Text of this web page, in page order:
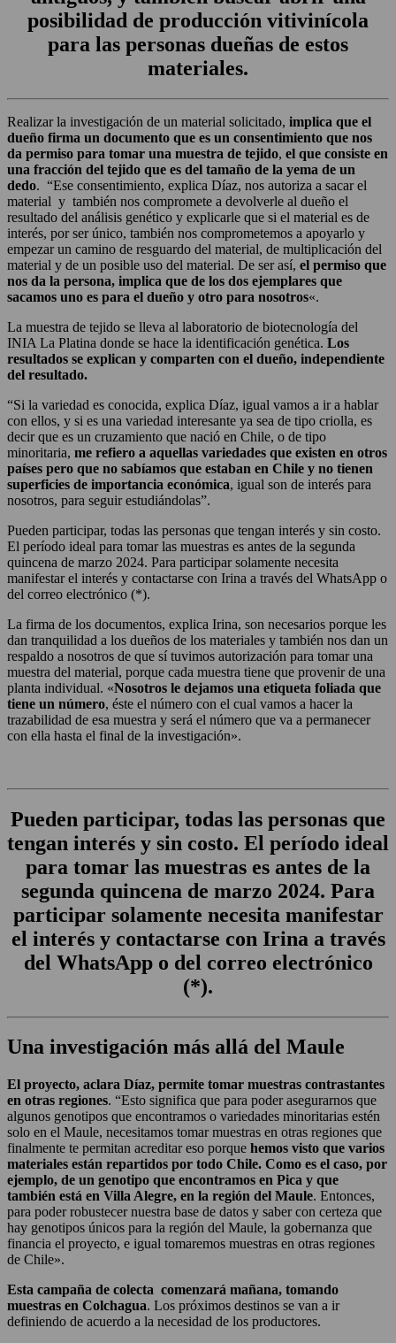
posibilidad de producción vitivinícola
para las personas dueñas de estos
materiales.
Realizar la investigación de un material solicitado, implica que el
dueño firma un documento que es un consentimiento que nos
da permiso para tomar una muestra de tejido, el que consiste en
una fracción del tejido que es del tamaño de la yema de un
dedo. “Ese consentimiento, explica Díaz, nos autoriza a sacar el
material y también nos compromete a devolverle al dueño el
resultado del análisis genético y explicarle que si el material es de
interés, por ser único, también nos comprometemos a apoyarlo y
empezar un camino de resguardo del material, de multiplicación del
material y de un posible uso del material. De ser así, el permiso que
nos da la persona, implica que de los dos ejemplares que
sacamos uno es para el dueño y otro para nosotros«.
La muestra de tejido se lleva al laboratorio de biotecnología del
INIA La Platina donde se hace la identificación genética. Los
resultados se explican y comparten con el dueño, independiente
del resultado.
“Si la variedad es conocida, explica Díaz, igual vamos a ir a hablar
con ellos, y si es una variedad interesante ya sea de tipo criolla, es
decir que es un cruzamiento que nació en Chile, o de tipo
minoritaria, me refiero a aquellas variedades que existen en otros
países pero que no sabíamos que estaban en Chile y no tienen
superficies de importancia económica, igual son de interés para
nosotros, para seguir estudiándolas”.
Pueden participar, todas las personas que tengan interés y sin costo.
El período ideal para tomar las muestras es antes de la segunda
quincena de marzo 2024. Para participar solamente necesita
manifestar el interés y contactarse con Irina a través del WhatsApp o
del correo electrónico (*).
La firma de los documentos, explica Irina, son necesarios porque les
dan tranquilidad a los dueños de los materiales y también nos dan un
respaldo a nosotros de que sí tuvimos autorización para tomar una
muestra del material, porque cada muestra tiene que provenir de una
planta individual. «Nosotros le dejamos una etiqueta foliada que
tiene un número, éste el número con el cual vamos a hacer la
trazabilidad de esa muestra y será el número que va a permanecer
con ella hasta el final de la investigación».
Pueden participar, todas las personas que
tengan interés y sin costo. El período ideal
para tomar las muestras es antes de la
segunda quincena de marzo 2024. Para
participar solamente necesita manifestar
el interés y contactarse con Irina a través
del WhatsApp o del correo electrónico
(*).
Una investigación más allá del Maule
El proyecto, aclara Díaz, permite tomar muestras contrastantes
en otras regiones. “Esto significa que para poder asegurarnos que
algunos genotipos que encontramos o variedades minoritarias estén
solo en el Maule, necesitamos tomar muestras en otras regiones que
finalmente te permitan acreditar eso porque hemos visto que varios
materiales están repartidos por todo Chile. Como es el caso, por
ejemplo, de un genotipo que encontramos en Pica y que
también está en Villa Alegre, en la región del Maule. Entonces,
para poder robustecer nuestra base de datos y saber con certeza que
hay genotipos únicos para la región del Maule, la gobernanza que
financia el proyecto, e igual tomaremos muestras en otras regiones
de Chile».
Esta campaña de colecta comenzará mañana, tomando
muestras en Colchagua. Los próximos destinos se van a ir
definiendo de acuerdo a la necesidad de los productores.